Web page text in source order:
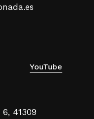
YouTube
41309